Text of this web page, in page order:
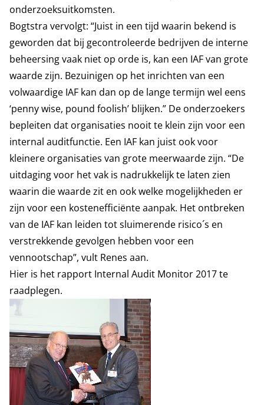
onderzoeksuitkomsten.
Bogtstra vervolgt: “Juist in een tijd waarin bekend is
geworden dat bij gecontroleerde bedrijven de interne
beheersing vaak niet op orde is, kan een IAF van grote
waarde zijn. Bezuinigen op het inrichten van een
volwaardige IAF kan dan op de lange termijn wel eens
‘penny wise, pound foolish’ blijken.” De onderzoekers
bepleiten dat organisaties nooit te klein zijn voor een
internal auditfunctie. Een IAF kan juist ook voor
kleinere organisaties van grote meerwaarde zijn. “De
uitdaging voor het vak is nadrukkelijk te laten zien
waarin die waarde zit en ook welke mogelijkheden er
zijn voor een kostenefficiënte aanpak. Het ontbreken
van de IAF kan leiden tot sluimerende risico´s en
verstrekkende gevolgen hebben voor een
vennootschap”, vult Renes aan.
Hier is het rapport Internal Audit Monitor 2017te
raadplegen.